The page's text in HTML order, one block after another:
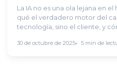
La IA no es una ola lejana en
qué el verdadero motor del
tecnología, sino el cliente, y
30 de octubre de 2025 5 min de